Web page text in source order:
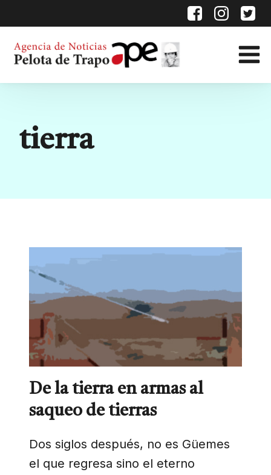
Etiqueta:
tierra
De la tierra en armas al
saqueo de tierras
Dos siglos después, no es Güemes
el que regresa sino el eterno